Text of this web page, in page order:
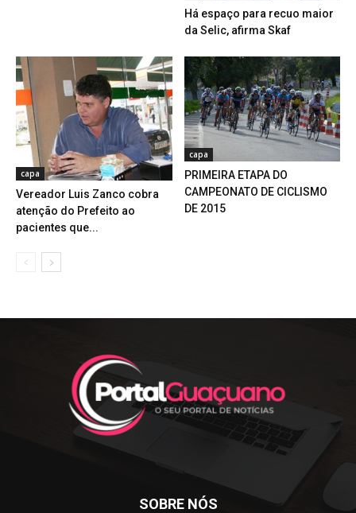
Há espaço para recuo maior
da Selic, afirma Skaf
capa
Vereador Luis Zanco cobra
atenção do Prefeito ao
pacientes que...
capa
PRIMEIRA ETAPA DO
CAMPEONATO DE CICLISMO
DE 2015
SOBRE NÓS